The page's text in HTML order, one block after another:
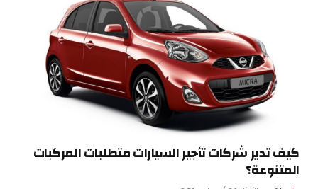
كيف تدير شركات تأجير السيارات متطلبات المركبات
المتنوعة؟